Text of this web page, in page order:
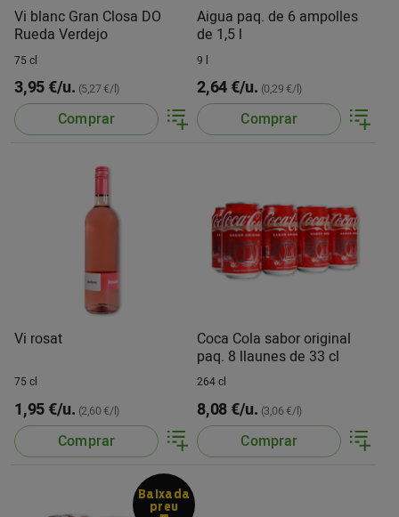
Vi blanc Gran Closa DO
Rueda Verdejo
75 cl
3,95 €/u. (5,27 €/l)
Comprar
Aigua paq. de 6 ampolles
de 1,5 l
9 l
2,64 €/u. (0,29 €/l)
Comprar
Vi rosat
75 cl
1,95 €/u. (2,60 €/l)
Comprar
Coca Cola sabor original
paq. 8 llaunes de 33 cl
264 cl
8,08 €/u. (3,06 €/l)
Comprar
Baixada
preu